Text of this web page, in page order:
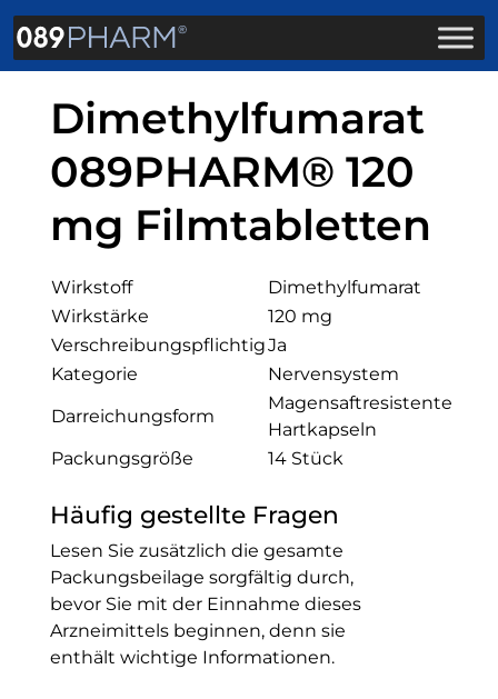
Dimethylfumarat
089PHARM® 120
mg Filmtabletten
Wirkstoff
Dimethylfumarat
Wirkstärke
120 mg
VerschreibungspflichtigJa
Kategorie
Nervensystem
Darreichungsform
Magensaftresistente
Hartkapseln
Packungsgröße
14 Stück
Häufig gestellte Fragen
Lesen Sie zusätzlich die gesamte
Packungsbeilage sorgfältig durch,
bevor Sie mit der Einnahme dieses
Arzneimittels beginnen, denn sie
enthält wichtige Informationen.